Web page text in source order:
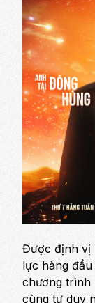
Được định vị
lực hàng
chương trình
cùng tư duy